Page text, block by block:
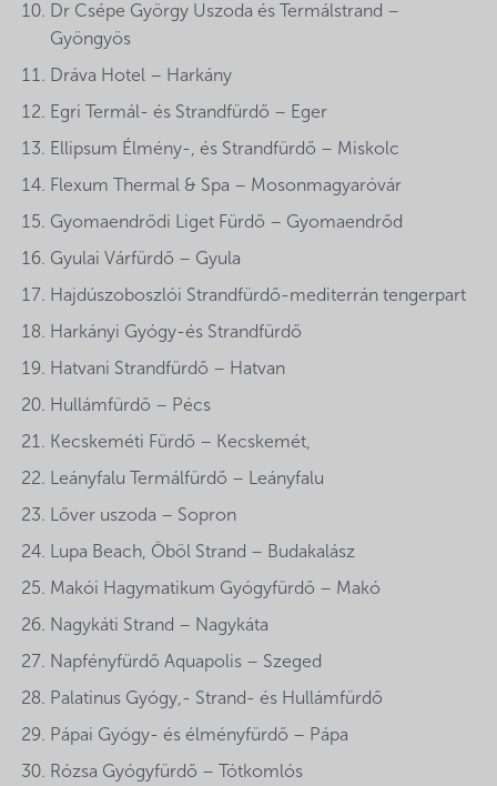
Dr Csépe György Uszoda és Termálstrand –
Gyöngyös
Dráva Hotel – Harkány
Egri Termál- és Strandfürdő – Eger
Ellipsum Élmény-, és Strandfürdő – Miskolc
Flexum Thermal & Spa – Mosonmagyaróvár
Gyomaendrődi Liget Fürdő – Gyomaendrőd
Gyulai Várfürdő – Gyula
Hajdúszoboszlói Strandfürdő-mediterrán tengerpart
Harkányi Gyógy-és Strandfürdő
Hatvani Strandfürdő – Hatvan
Hullámfürdő – Pécs
Kecskeméti Fürdő – Kecskemét,
Leányfalu Termálfürdő – Leányfalu
Lőver uszoda – Sopron
Lupa Beach, Öböl Strand – Budakalász
Makói Hagymatikum Gyógyfürdő – Makó
Nagykáti Strand – Nagykáta
Napfényfürdő Aquapolis – Szeged
Palatinus Gyógy,- Strand- és Hullámfürdő
Pápai Gyógy- és élményfürdő – Pápa
Rózsa Gyógyfürdő – Tótkomlós